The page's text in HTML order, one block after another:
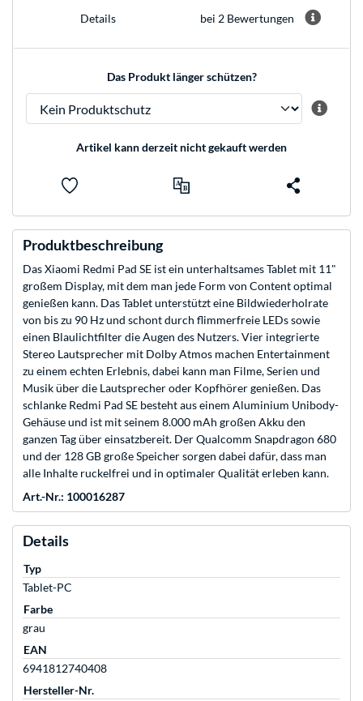
Details bei 2 Bewertungen
Das Produkt länger schützen?
Artikel kann derzeit nicht gekauft werden
Produktbeschreibung
Das Xiaomi Redmi Pad SE ist ein unterhaltsames Tablet mit 11"
großem Display, mit dem man jede Form von Content optimal
genießen kann. Das Tablet unterstützt eine Bildwiederholrate
von bis zu 90 Hz und schont durch flimmerfreie LEDs sowie
einen Blaulichtfilter die Augen des Nutzers. Vier integrierte
Stereo Lautsprecher mit Dolby Atmos machen Entertainment
zu einem echten Erlebnis, dabei kann man Filme, Serien und
Musik über die Lautsprecher oder Kopfhörer genießen. Das
schlanke Redmi Pad SE besteht aus einem Aluminium Unibody-
Gehäuse und ist mit seinem 8.000 mAh großen Akku den
ganzen Tag über einsatzbereit. Der Qualcomm Snapdragon 680
und der 128 GB große Speicher sorgen dabei dafür, dass man
alle Inhalte ruckelfrei und in optimaler Qualität erleben kann.
Art.-Nr.: 100016287
Details
Typ
Tablet-PC
Farbe
grau
EAN
6941812740408
Hersteller-Nr.